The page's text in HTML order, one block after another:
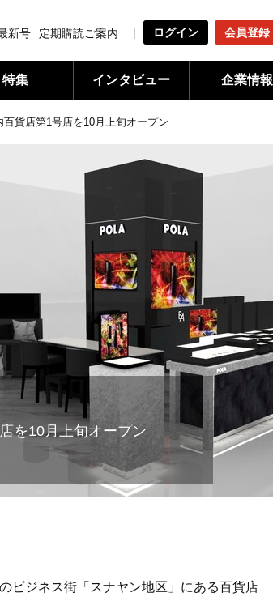
新号 定期購読ご案内 ログイン 会員登録
特集 インタビュー 企業情報
貨店第1号店を10月上旬オープン
を10月上旬オープン
ビジネス街「スナヤン地区」にある百貨店